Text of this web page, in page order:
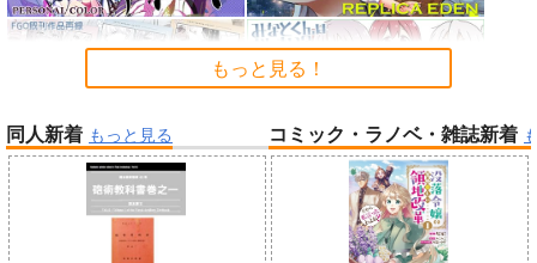
魔王マーラ煩悩学園 ～勇者、教師に 時々ボソッとロシア語でデレる勇者
のアーリャさん
帝国機神ヴォルカミオン 2 ふかふかダンジョン攻略記 19
「ポケモン feat. 初音ミク VO
LTAGE Live！」Blu-ray特装 Summer Challenger/水瀬いの
もっと見る！
同人新着 もっと見る コミック・ラノベ・雑誌新着